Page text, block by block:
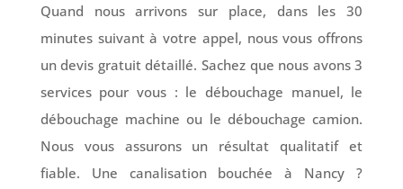
Quand nous arrivons sur place, dans les 30
minutes suivant à votre appel, nous vous offrons
un devis gratuit détaillé. Sachez que nous avons 3
services pour vous : le débouchage manuel, le
débouchage machine ou le débouchage camion.
Nous vous assurons un résultat qualitatif et
fiable. Une canalisation bouchée à Nancy ?